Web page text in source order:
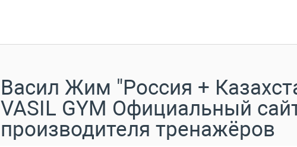
Васил Жим "Россия +
VASIL GYM Официальный
производителя тренажёров